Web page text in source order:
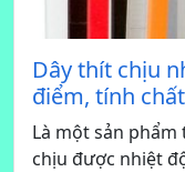
Dây thít chịu
điểm, tính
Là một sản
chịu được nhiệt